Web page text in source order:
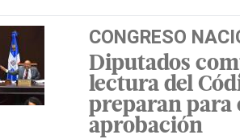
CONGRESO
Diputados
lectura del
preparan para
aprobación